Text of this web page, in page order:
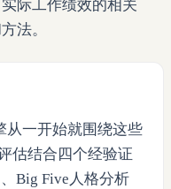
际工作绩效的相关
法。
从一开始就围绕这些
估结合四个经验证
Big Five人格分析